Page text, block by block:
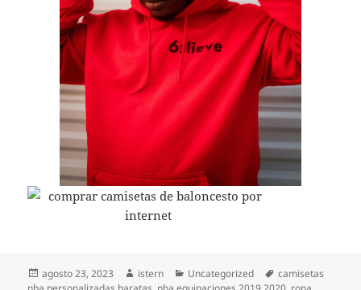
Publicado
el
agosto 23, 2023 Autor
istern Categorías
Uncategorized Etiquetas
camisetas